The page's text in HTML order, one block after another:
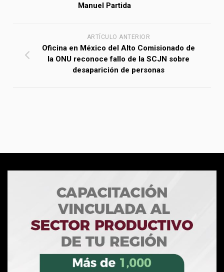
Manuel Partida
ARTÍCULO ANTERIOR
Oficina en México del Alto Comisionado de
la ONU reconoce fallo de la SCJN sobre
desaparición de personas